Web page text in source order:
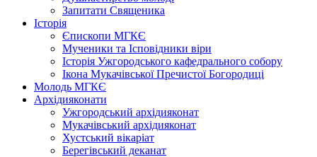
Запитати Священика
Історія
Єпископи МГКЄ
Мученики та Ісповідники віри
Історія Ужгородського кафедрального собору
Ікона Мукачівської Пречистої Богородиці
Молодь МГКЄ
Архідияконати
Ужгородський архідияконат
Мукачівський архідияконат
Хустський вікаріат
Берегівський деканат